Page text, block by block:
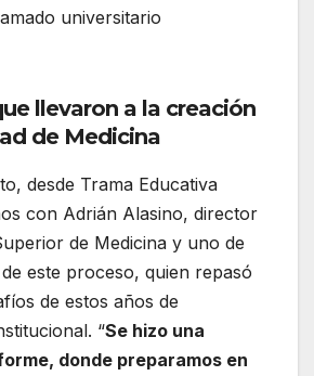
universitario
llevaron a la creación
de Medicina
desde Trama Educativa
con Adrián Alasino, director
de Medicina y uno de
este proceso, quien repasó
de estos años de
“Se hizo una
donde preparamos en